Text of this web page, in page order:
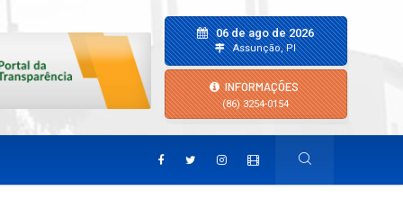
06 de ago de 2026
Assunção, PI
INFORMAÇÕES
(86) 3254-0154